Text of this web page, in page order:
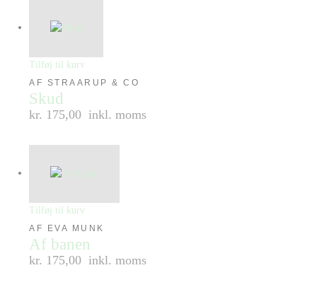
Tilføj til kurv
AF STRAARUP & CO
Skud
kr. 175,00 inkl. moms
Tilføj til kurv
AF EVA MUNK
Af banen
kr. 175,00 inkl. moms